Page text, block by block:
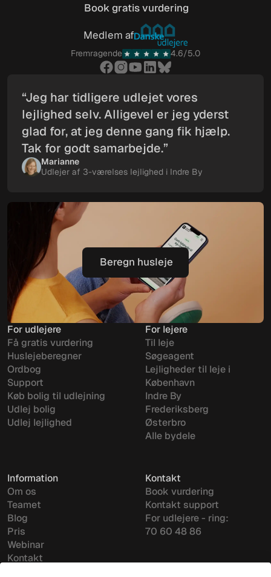
Book gratis vurdering
Book gratis vurdering
Medlem af
Fremragende 4.6/5.0
“Jeg har tidligere udlejet vores
lejlighed selv. Alligevel er jeg yderst
glad for, at jeg denne gang fik hjælp.
Tak for godt samarbejde.”
Marianne
Udlejer af 3-værelses lejlighed i Indre By
Beregn husleje
Beregn husleje
For udlejere
Få gratis vurdering
Huslejeberegner
Ordbog
Support
Køb bolig til udlejning
Udlej bolig
Udlej lejlighed
For lejere
Til leje
Søgeagent
Lejligheder til leje i
København
Indre By
Frederiksberg
Østerbro
Alle bydele
Information
Om os
Teamet
Blog
Pris
Webinar
Kontakt
Kontakt
Book vurdering
Kontakt support
For udlejere - ring:
70 60 48 86